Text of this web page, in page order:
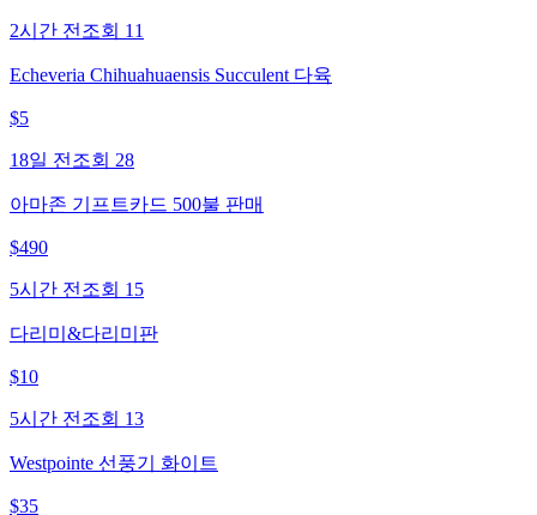
2시간 전 조회 11
Echeveria Chihuahuaensis Succulent 다육
$5
18일 전 조회 28
아마존 기프트카드 500불 판매
$490
5시간 전 조회 15
다리미&다리미판
$10
5시간 전 조회 13
Westpointe 선풍기 화이트
$35